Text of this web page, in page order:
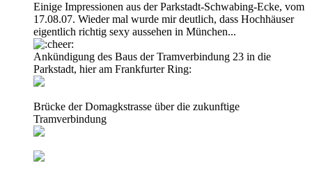
Einige Impressionen aus der Parkstadt-Schwabing-Ecke, vom
17.08.07. Wieder mal wurde mir deutlich, dass Hochhäuser
eigentlich richtig sexy aussehen in München...
Ankündigung des Baus der Tramverbindung 23 in die
Parkstadt, hier am Frankfurter Ring:
Brücke der Domagkstrasse über die zukunftige
Tramverbindung